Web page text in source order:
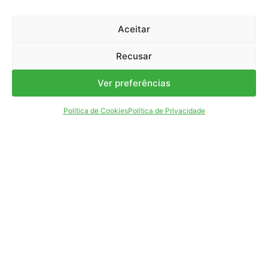
Aceitar
Recusar
Ver preferências
Política de CookiesPolítica de Privacidade
Required
$7000